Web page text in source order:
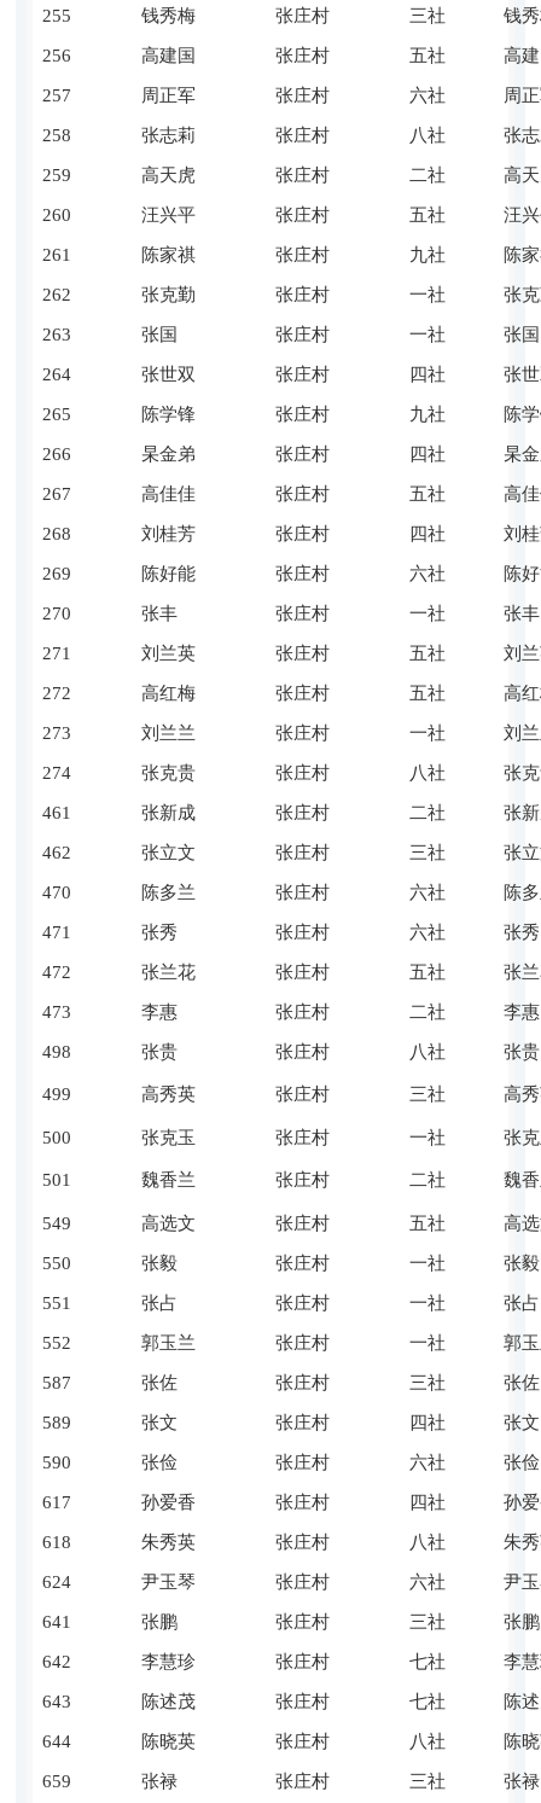
255
钱秀梅 张庄村 三社 钱
256 高建国 张庄村 五社 高
257 周正军 张庄村 六社 周
258 张志莉 张庄村 八社 张
259 高天虎 张庄村 二社 高
260 汪兴平 张庄村 五社 汪
261 陈家祺 张庄村 九社 陈
262 张克勤 张庄村 一社 张
263 张国 张庄村 一社 张国
264 张世双 张庄村 四社 张
265 陈学锋 张庄村 九社 陈
266 杲金弟 张庄村 四社 杲
267 高佳佳 张庄村 五社 高
268 刘桂芳 张庄村 四社 刘
269 陈好能 张庄村 六社 陈
270 张丰 张庄村 一社 张丰
271 刘兰英 张庄村 五社 刘
272 高红梅 张庄村 五社 高
273 刘兰兰 张庄村 一社 刘
274 张克贵 张庄村 八社 张
461 张新成 张庄村 二社 张
462 张立文 张庄村 三社 张
470 陈多兰 张庄村 六社 陈
471 张秀 张庄村 六社 张秀
472 张兰花 张庄村 五社 张
473 李惠 张庄村 二社 李惠
498 张贵 张庄村 八社 张贵
499 高秀英 张庄村 三社 高
500 张克玉 张庄村 一社 张
501 魏香兰 张庄村 二社 魏
549 高选文 张庄村 五社 高
550 张毅 张庄村 一社 张毅
551 张占 张庄村 一社 张占
552 郭玉兰 张庄村 一社 郭
587 张佐 张庄村 三社 张佐
589 张文 张庄村 四社 张文
590 张俭 张庄村 六社 张俭
617 孙爱香 张庄村 四社 孙
618 朱秀英 张庄村 八社 朱
624 尹玉琴 张庄村 六社 尹
641 张鹏 张庄村 三社 张鹏
642 李慧珍 张庄村 七社 李
643 陈述茂 张庄村 七社 陈
644 陈晓英 张庄村 八社 陈
659 张禄 张庄村 三社 张禄